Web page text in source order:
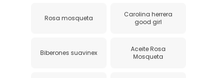
Rosa mosqueta
Carolina herrera
good girl
Biberones suavinex
Aceite Rosa
Mosqueta